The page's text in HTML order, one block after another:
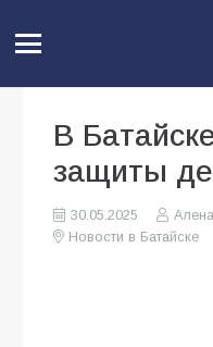
В
защиты
30.05.2025
Новости в Батайске